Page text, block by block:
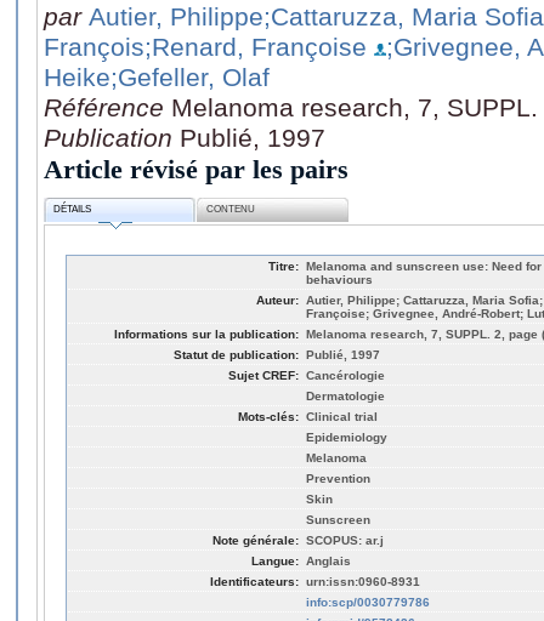
par Autier, Philippe;Cattaruzza, Maria Sofia
François;Renard, Françoise
;Grivegnee,
Heike;Gefeller, Olaf
Référence Melanoma research, 7,
Publication Publié, 1997
Article révisé par les pairs
DÉTAILS CONTENU
Titre: Melanoma and sunscreen use: Need
behaviours
Auteur: Autier, Philippe; Cattaruzza, Maria
Françoise; Grivegnee, André-Robert;
Informations sur la publication: Melanoma research, 7, SUPPL. 2, page
Statut de publication: Publié, 1997
Sujet CREF: Cancérologie
Dermatologie
Mots-clés: Clinical trial
Epidemiology
Melanoma
Prevention
Skin
Sunscreen
Note générale: SCOPUS: ar.j
Langue: Anglais
Identificateurs: urn:issn:0960-8931
info:scp/0030779786